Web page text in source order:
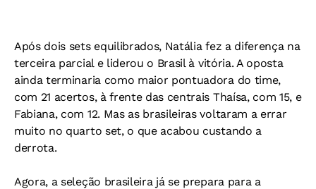
Após dois sets equilibrados, Natália fez a diferença na
terceira parcial e liderou o Brasil à vitória. A oposta
ainda terminaria como maior pontuadora do time,
com 21 acertos, à frente das centrais Thaísa, com 15, e
Fabiana, com 12. Mas as brasileiras voltaram a errar
muito no quarto set, o que acabou custando a
derrota.
Agora, a seleção brasileira já se prepara para a